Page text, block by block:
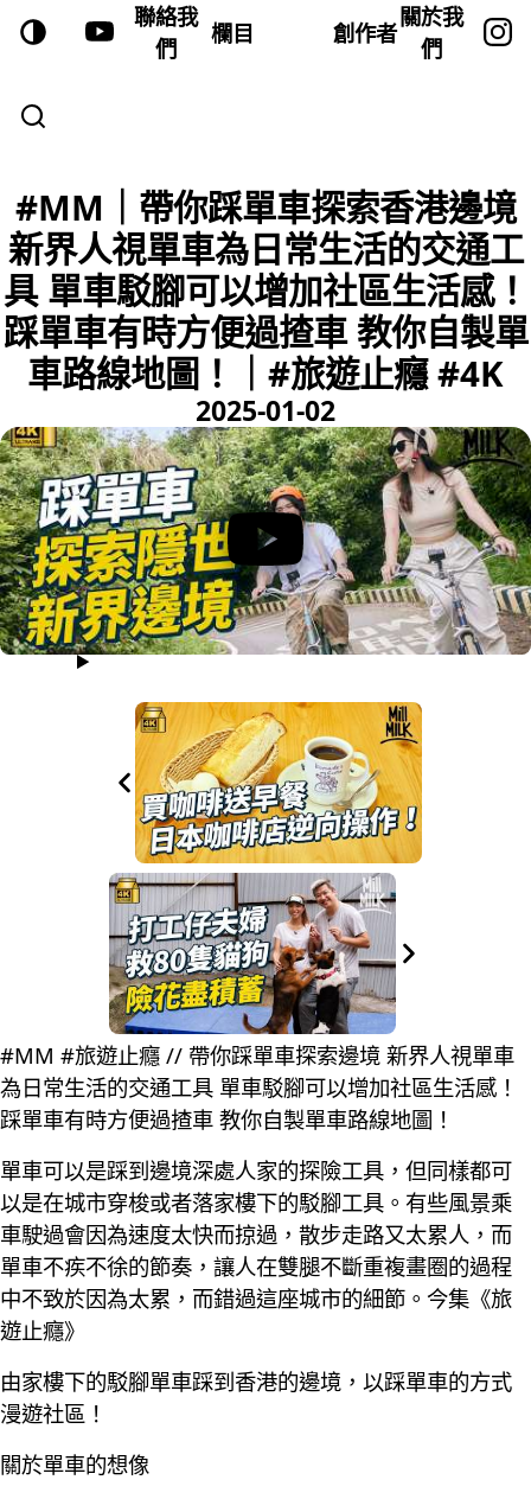
聯絡我
們
欄目 創作者
關於我
們
#MM｜帶你踩單車探索香港邊境
新界人視單車為日常生活的交通工
具 單車駁腳可以增加社區生活感！
踩單車有時方便過揸車 教你自製單
車路線地圖！｜#旅遊止癮 #4K
2025-01-02
#MM #旅遊止癮 // 帶你踩單車探索邊境 新界人視單車
為日常生活的交通工具 單車駁腳可以增加社區生活感！
踩單車有時方便過揸車 教你自製單車路線地圖！
單車可以是踩到邊境深處人家的探險工具，但同樣都可
以是在城市穿梭或者落家樓下的駁腳工具。有些風景乘
車駛過會因為速度太快而掠過，散步走路又太累人，而
單車不疾不徐的節奏，讓人在雙腿不斷重複畫圈的過程
中不致於因為太累，而錯過這座城市的細節。今集《旅
遊止癮》
由家樓下的駁腳單車踩到香港的邊境，以踩單車的方式
漫遊社區！
關於單車的想像